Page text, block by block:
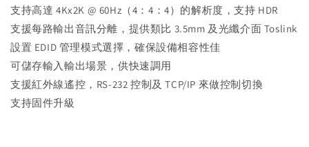
支持高達 4Kx2K @ 60Hz（4：4：4）的解析度，支持 HDR
支援每路輸出音訊分離，提供類比 3.5mm 及光纖介面 Toslink
設置 EDID 管理模式選擇，確保設備相容性佳
可儲存輸入輸出場景，供快速調用
支援紅外線遙控，RS-232 控制及 TCP/IP 來做控制切換
支持固件升級